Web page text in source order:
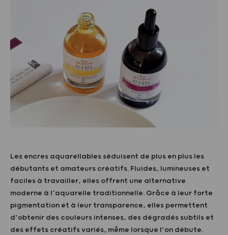
Les encres aquarellables séduisent de plus en plus les
débutants et amateurs créatifs. Fluides, lumineuses et
faciles à travailler, elles offrent une alternative
moderne à l’aquarelle traditionnelle. Grâce à leur forte
pigmentation et à leur transparence, elles permettent
d’obtenir des couleurs intenses, des dégradés subtils et
des effets créatifs variés, même lorsque l’on débute.